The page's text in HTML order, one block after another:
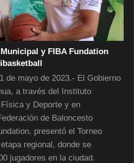
y FIBA Fundation
de mayo de 2023.- El Gobierno
a través del Instituto
y Deporte y en
de Baloncesto
presentó el Torneo
regional, donde se
jugadores en la ciudad.